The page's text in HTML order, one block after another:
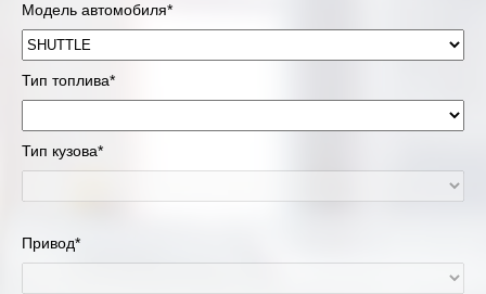
Модель автомобиля*
Тип топлива*
Тип кузова*
Привод*